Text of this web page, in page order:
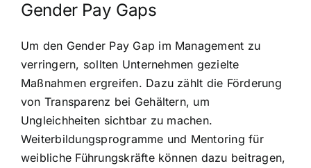
Gender Pay Gaps
Um den Gender Pay Gap im Management zu
verringern, sollten Unternehmen gezielte
Maßnahmen ergreifen. Dazu zählt die Förderung
von Transparenz bei Gehältern, um
Ungleichheiten sichtbar zu machen.
Weiterbildungsprogramme und Mentoring für
weibliche Führungskräfte können dazu beitragen,